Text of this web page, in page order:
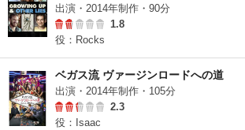
出演・2014年制作・90分
1.8
役：Rocks
ベガス流 ヴァージンロードへの道
出演・2014年制作・105分
2.3
役：Isaac